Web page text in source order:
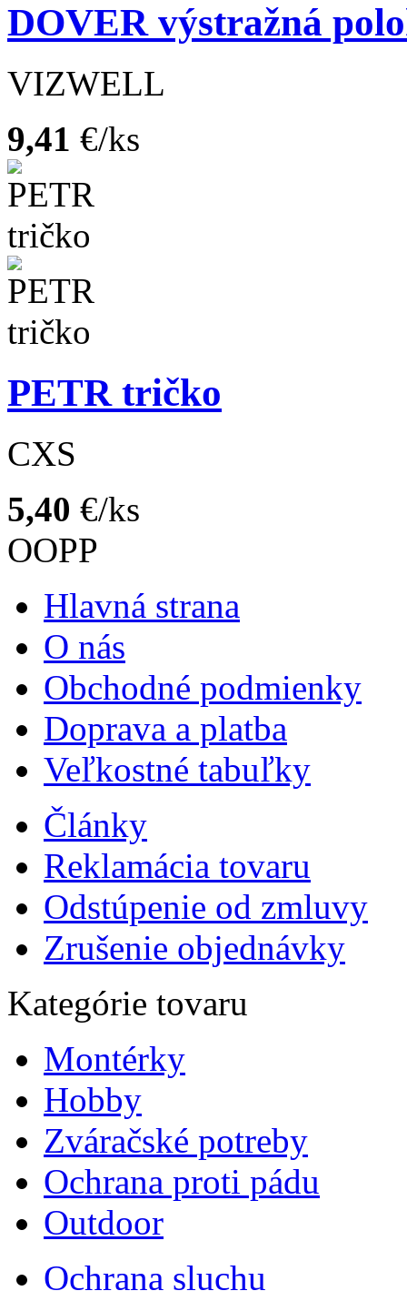
DOVER výstražná
VIZWELL
9,41 €/ks
PETR tričko
CXS
5,40 €/ks
OOPP
Hlavná strana
O nás
Obchodné podmienky
Doprava a platba
Veľkostné tabuľky
Články
Reklamácia tovaru
Odstúpenie od zmluvy
Zrušenie objednávky
Kategórie tovaru
Montérky
Hobby
Zváračské potreby
Ochrana proti pádu
Outdoor
Ochrana sluchu